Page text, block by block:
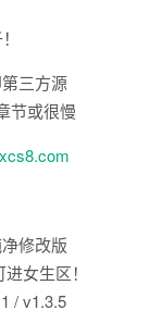
三方源
节或很慢
修改版
女生区！
/ v1.3.5